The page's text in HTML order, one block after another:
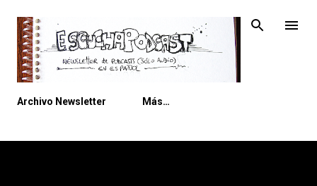
Archivo Newsletter Más…